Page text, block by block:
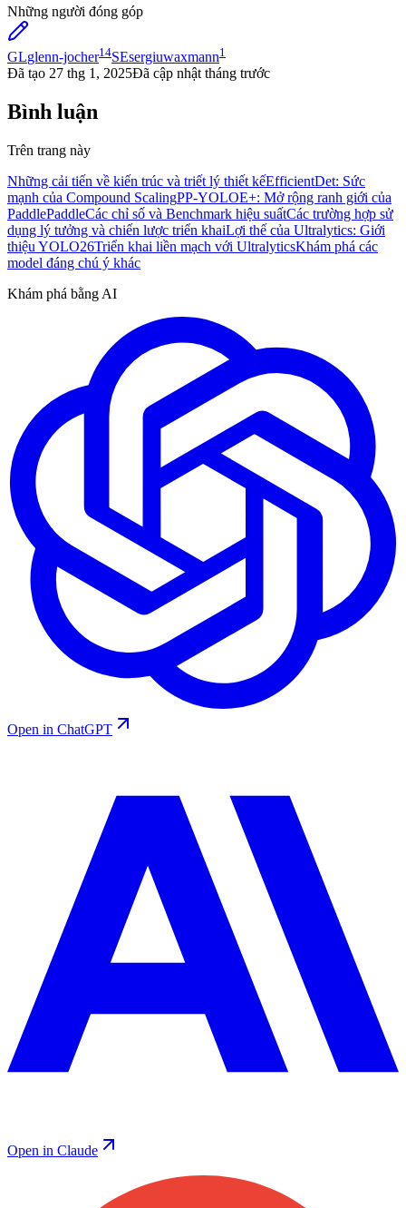
Những người đóng góp
GLglenn-jocher14SEsergiuwaxmann1
Đã tạo 27 thg 1, 2025Đã cập nhật tháng trước
Bình luận
Trên trang này
Những cải tiến về kiến trúc và triết lý thiết kếEfficientDet: Sức
mạnh của Compound ScalingPP-YOLOE+: Mở rộng ranh giới của
PaddlePaddleCác chỉ số và Benchmark hiệu suấtCác trường hợp sử
dụng lý tưởng và chiến lược triển khaiLợi thế của Ultralytics: Giới
thiệu YOLO26Triển khai liền mạch với UltralyticsKhám phá các
model đáng chú ý khác
Khám phá bằng AI
Open in ChatGPT
Open in Claude